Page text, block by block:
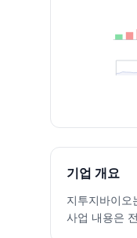
2026.07.06
2026.07.07
2026.07.08
35000
2026.07.10
2026.07.13
32200
기업 개요
지투지바이오
사업 내용은